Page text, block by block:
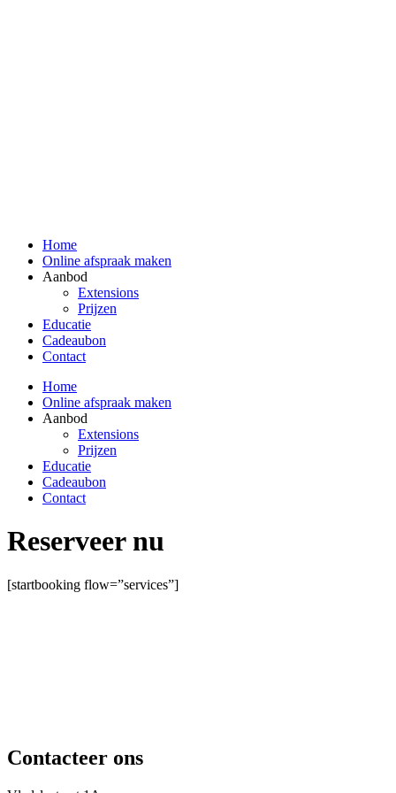
Home
Online afspraak maken
Aanbod
Extensions
Prijzen
Educatie
Cadeaubon
Contact
Home
Online afspraak maken
Aanbod
Extensions
Prijzen
Educatie
Cadeaubon
Contact
Reserveer nu
[startbooking flow=”services”]
Contacteer ons